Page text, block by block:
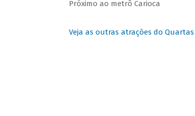
Próximo ao metrô Carioca
Veja as outras atrações do